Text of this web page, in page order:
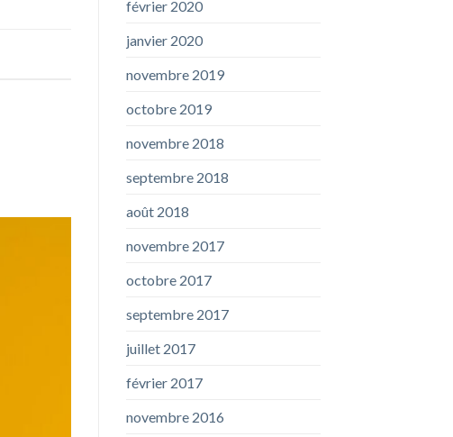
février 2020
janvier 2020
novembre 2019
octobre 2019
novembre 2018
septembre 2018
août 2018
novembre 2017
octobre 2017
septembre 2017
juillet 2017
février 2017
novembre 2016